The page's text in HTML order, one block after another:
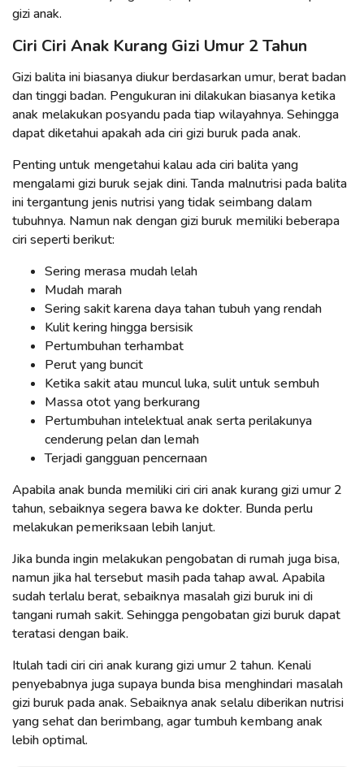
gizi anak.
Ciri Ciri Anak Kurang Gizi Umur 2 Tahun
Gizi balita ini biasanya diukur berdasarkan umur, berat badan
dan tinggi badan. Pengukuran ini dilakukan biasanya ketika
anak melakukan posyandu pada tiap wilayahnya. Sehingga
dapat diketahui apakah ada ciri gizi buruk pada anak.
Penting untuk mengetahui kalau ada ciri balita yang
mengalami gizi buruk sejak dini. Tanda malnutrisi pada balita
ini tergantung jenis nutrisi yang tidak seimbang dalam
tubuhnya. Namun nak dengan gizi buruk memiliki beberapa
ciri seperti berikut:
Sering merasa mudah lelah
Mudah marah
Sering sakit karena daya tahan tubuh yang rendah
Kulit kering hingga bersisik
Pertumbuhan terhambat
Perut yang buncit
Ketika sakit atau muncul luka, sulit untuk sembuh
Massa otot yang berkurang
Pertumbuhan intelektual anak serta perilakunya
cenderung pelan dan lemah
Terjadi gangguan pencernaan
Apabila anak bunda memiliki ciri ciri anak kurang gizi umur 2
tahun, sebaiknya segera bawa ke dokter. Bunda perlu
melakukan pemeriksaan lebih lanjut.
Jika bunda ingin melakukan pengobatan di rumah juga bisa,
namun jika hal tersebut masih pada tahap awal. Apabila
sudah terlalu berat, sebaiknya masalah gizi buruk ini di
tangani rumah sakit. Sehingga pengobatan gizi buruk dapat
teratasi dengan baik.
Itulah tadi ciri ciri anak kurang gizi umur 2 tahun. Kenali
penyebabnya juga supaya bunda bisa menghindari masalah
gizi buruk pada anak. Sebaiknya anak selalu diberikan nutrisi
yang sehat dan berimbang, agar tumbuh kembang anak
lebih optimal.